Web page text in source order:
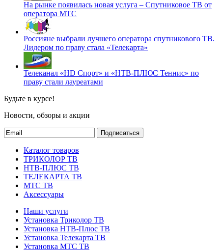
На рынке появилась новая услуга – Спутниковое ТВ от
оператора МТС
Россияне выбрали лучшего оператора спутникового ТВ.
Лидером по праву стала «Телекарта»
Телеканал «HD Спорт» и «НТВ-ПЛЮС Теннис» по
праву стали лауреатами
Будьте в курсе!
Новости, обзоры и акции
Подписаться
Каталог товаров
ТРИКОЛОР ТВ
НТВ-ПЛЮС ТВ
ТЕЛЕКАРТА ТВ
МТС ТВ
Аксессуары
Наши услуги
Установка Триколор ТВ
Установка НТВ-Плюс ТВ
Установка Телекарта ТВ
Установка МТС ТВ